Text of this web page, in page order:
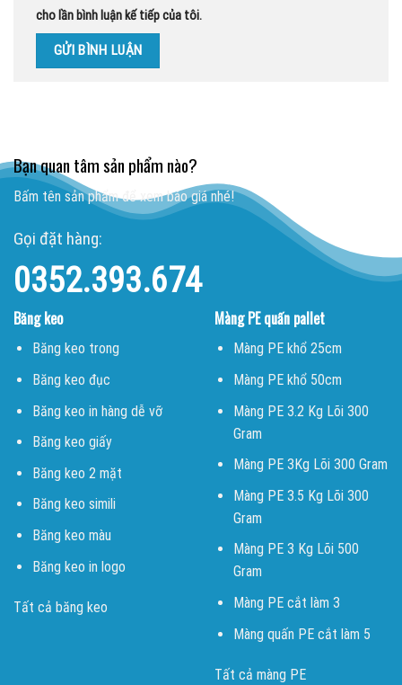
cho lần bình luận kế tiếp của tôi.
Bạn quan tâm sản phẩm nào?
Bấm tên sản phẩm để xem báo giá nhé!
Gọi đặt hàng:
0352.393.674
Băng keo
Băng keo trong
Băng keo đục
Băng keo in hàng dễ vỡ
Băng keo giấy
Băng keo 2 mặt
Băng keo simili
Băng keo màu
Băng keo in logo
Tất cả băng keo
Màng PE quấn pallet
Màng PE khổ 25cm
Màng PE khổ 50cm
Màng PE 3.2 Kg Lõi 300
Gram
Màng PE 3Kg Lõi 300 Gram
Màng PE 3.5 Kg Lõi 300
Gram
Màng PE 3 Kg Lõi 500
Gram
Màng PE cắt làm 3
Màng quấn PE cắt làm 5
Tất cả màng PE